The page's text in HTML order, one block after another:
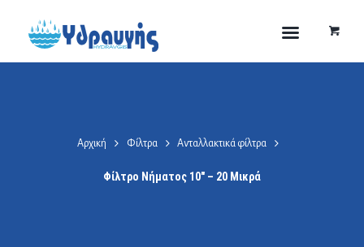
Αρχική Φίλτρα Ανταλλακτικά φίλτρα
Φίλτρο Νήματος 10″ – 20 Μικρά